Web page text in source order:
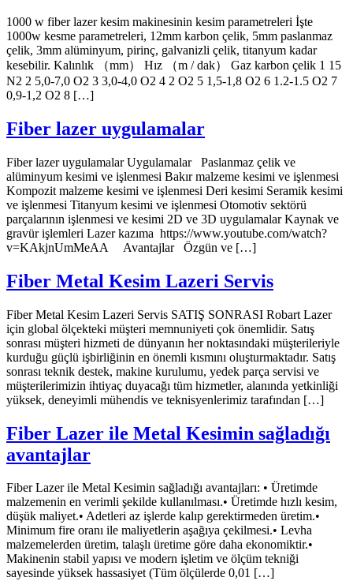
1000 w fiber lazer kesim makinesinin kesim parametreleri İşte
1000w kesme parametreleri, 12mm karbon çelik, 5mm paslanmaz
çelik, 3mm alüminyum, pirinç, galvanizli çelik, titanyum kadar
kesebilir. Kalınlık （mm） Hız （m / dak） Gaz karbon çelik 1 15
N2 2 5,0-7,0 O2 3 3,0-4,0 O2 4 2 O2 5 1,5-1,8 O2 6 1.2-1.5 O2 7
0,9-1,2 O2 8 […]
Fiber lazer uygulamalar
Fiber lazer uygulamalar Uygulamalar Paslanmaz çelik ve
alüminyum kesimi ve işlenmesi Bakır malzeme kesimi ve işlenmesi
Kompozit malzeme kesimi ve işlenmesi Deri kesimi Seramik kesimi
ve işlenmesi Titanyum kesimi ve işlenmesi Otomotiv sektörü
parçalarının işlenmesi ve kesimi 2D ve 3D uygulamalar Kaynak ve
gravür işlemleri Lazer kazıma https://www.youtube.com/watch?
v=KAkjnUmMeAA Avantajlar Özgün ve […]
Fiber Metal Kesim Lazeri Servis
Fiber Metal Kesim Lazeri Servis SATIŞ SONRASI Robart Lazer
için global ölçekteki müşteri memnuniyeti çok önemlidir. Satış
sonrası müşteri hizmeti de dünyanın her noktasındaki müşterileriyle
kurduğu güçlü işbirliğinin en önemli kısmını oluşturmaktadır. Satış
sonrası teknik destek, makine kurulumu, yedek parça servisi ve
müşterilerimizin ihtiyaç duyacağı tüm hizmetler, alanında yetkinliği
yüksek, deneyimli mühendis ve teknisyenlerimiz tarafından […]
Fiber Lazer ile Metal Kesimin sağladığı
avantajlar
Fiber Lazer ile Metal Kesimin sağladığı avantajları: • Üretimde
malzemenin en verimli şekilde kullanılması.• Üretimde hızlı kesim,
düşük maliyet.• Adetleri az işlerde kalıp gerektirmeden üretim.•
Minimum fire oranı ile maliyetlerin aşağıya çekilmesi.• Levha
malzemelerden üretim, talaşlı üretime göre daha ekonomiktir.•
Makinenin stabil yapısı ve modern işletim ve ölçüm tekniği
sayesinde yüksek hassasiyet (Tüm ölçülerde 0,01 […]